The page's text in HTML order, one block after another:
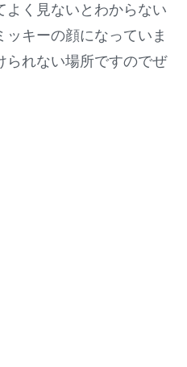
よく見ないとわからない
キーの顔になっていま
られない場所ですのでぜ